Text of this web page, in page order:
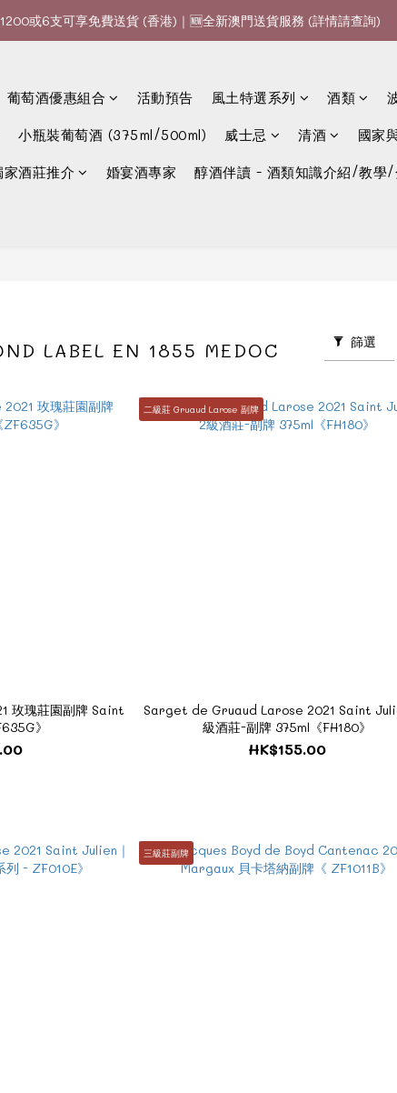
或6支可享免費送貨 (香港)｜🆕全新澳門送貨服務 (詳情請查詢)
或6支可享免費送貨 (香港)｜🆕全新澳門送貨服務 (詳情請查詢)
或6支可享免費送貨 (香港)｜🆕全新澳門送貨服務 (詳情請查詢)
葡萄酒優惠組合 活動預告 風土特選系列 酒類
小瓶裝葡萄酒 (375ml/500ml) 威士忌 清酒 國家
家酒莊推介 婚宴酒專家 醇酒伴讀 - 酒類知識介紹/教學/
LABEL EN 1855 MEDOC 篩選
莊園副牌 Saint
》
二級莊 Gruaud Larose 副牌
Sarget de Gruaud Larose 2021 Saint
級酒莊-副牌 375ml《FH180》
HK$155.00
三級莊副牌